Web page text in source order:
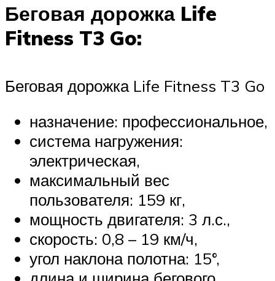
Беговая дорожка Life
Fitness T3 Go:
Беговая дорожка Life Fitness T3 Go
назначение: профессиональное,
система нагружения:
электрическая,
максимальный вес
пользователя: 159 кг,
мощность двигателя: 3 л.с.,
скорость: 0,8 – 19 км/ч,
угол наклона полотна: 15°,